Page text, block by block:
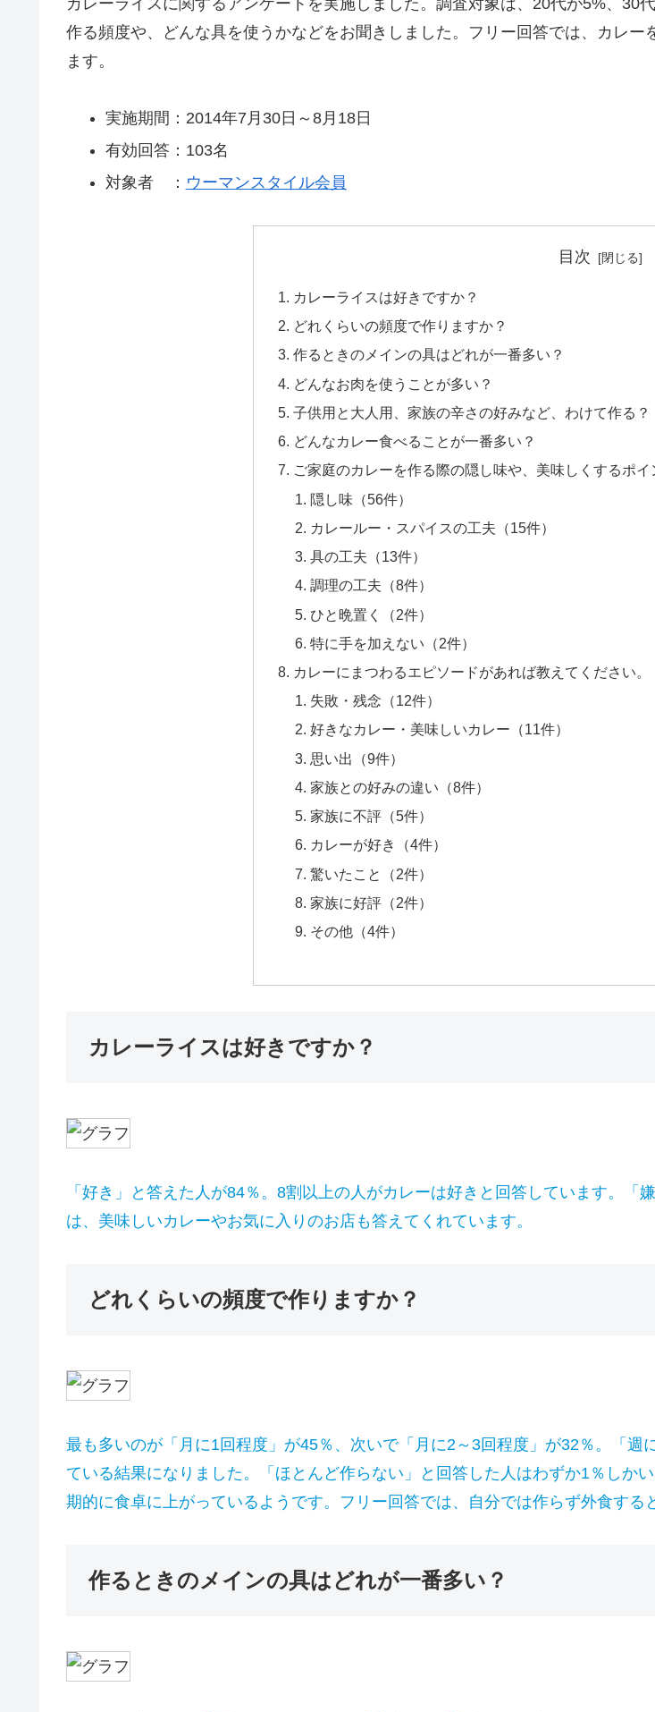
カレーライスに関するアンケートを実施しました。調査対象は、20代が5%、30
作る頻度や、どんな具を使うかなどをお聞きしました。フリー回答では、カレ
ます。
実施期間：2014年7月30日～8月18日
有効回答：103名
対象者 ： ウーマンスタイル会員
目次
カレーライスは好きですか？
どれくらいの頻度で作りますか？
作るときのメインの具はどれが一番多い？
どんなお肉を使うことが多い？
子供用と大人用、家族の辛さの好みなど、わけて作る？
どんなカレー食べることが一番多い？
ご家庭のカレーを作る際の隠し味や、美味しくするポ
隠し味（56件）
カレールー・スパイスの工夫（15件）
具の工夫（13件）
調理の工夫（8件）
ひと晩置く（2件）
特に手を加えない（2件）
カレーにまつわるエピソードがあれば教えてください。
失敗・残念（12件）
好きなカレー・美味しいカレー（11件）
思い出（9件）
家族との好みの違い（8件）
家族に不評（5件）
カレーが好き（4件）
驚いたこと（2件）
家族に好評（2件）
その他（4件）
カレーライスは好きですか？
「好き」と答えた人が84％。8割以上の人がカレーは好きと回答しています。
は、美味しいカレーやお気に入りのお店も答えてくれています。
どれくらいの頻度で作りますか？
最も多いのが「月に1回程度」が45％、次いで「月に2～3回程度」が32％。「
ている結果になりました。「ほとんど作らない」と回答した人はわずか1％しか
期的に食卓に上がっているようです。フリー回答では、自分では作らず外食する
作るときのメインの具はどれが一番多い？